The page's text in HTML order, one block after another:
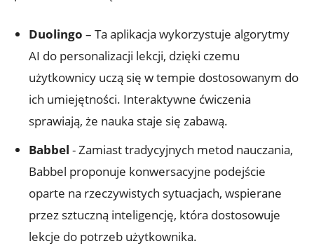
Duolingo – Ta aplikacja⁤ wykorzystuje algorytmy
⁣AI ‍do personalizacji lekcji, ​dzięki czemu
użytkownicy uczą się w tempie dostosowanym do
ich umiejętności. Interaktywne ćwiczenia⁣
sprawiają,⁢ że nauka staje się zabawą.
Babbel ‌- Zamiast tradycyjnych metod⁤ nauczania,⁤
Babbel ⁤proponuje ‍konwersacyjne podejście‍
oparte na rzeczywistych sytuacjach, wspierane
‍przez sztuczną inteligencję, która dostosowuje
lekcje do potrzeb użytkownika.